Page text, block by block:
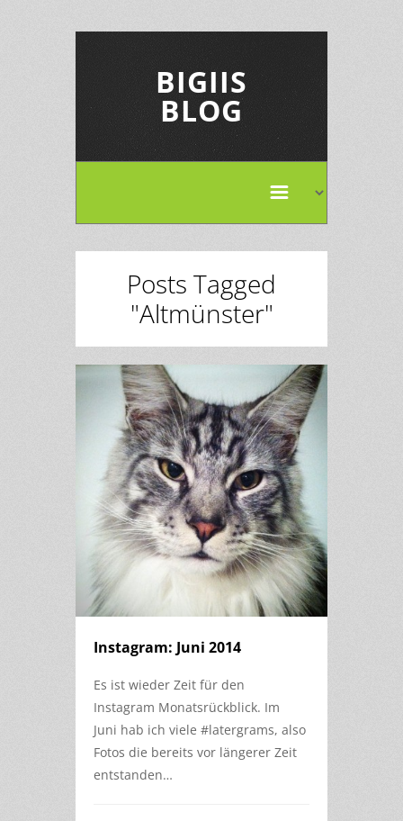
BIGIIS
BLOG
Posts Tagged
"Altmünster"
Instagram: Juni 2014
Es ist wieder Zeit für den
Instagram Monatsrückblick. Im
Juni hab ich viele #latergrams, also
Fotos die bereits vor längerer Zeit
entstanden…